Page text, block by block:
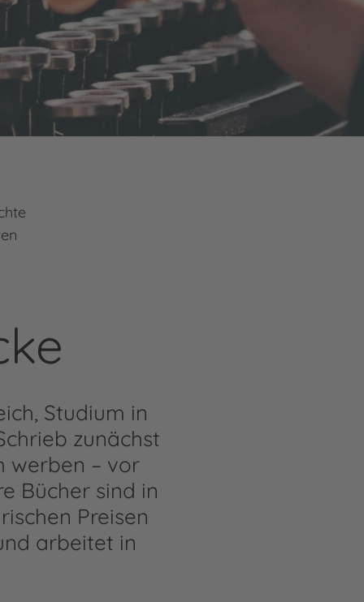
Studium in
zunächst
werben – vor
Bücher sind in
Preisen
arbeitet in